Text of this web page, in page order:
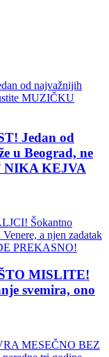
Jedan od
u Beograd, ne
NIKA KEJVA
MISLITE!
svemira, ono